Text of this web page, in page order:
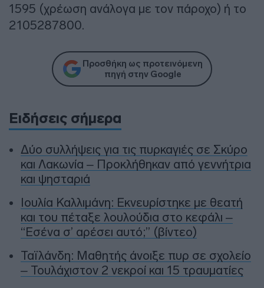
1595 (χρέωση ανάλογα με τον πάροχο) ή το
2105287800.
Προσθήκη ως προτεινόμενη
πηγή στην Google
Ειδήσεις σήμερα
Δύο συλλήψεις για τις πυρκαγιές σε Σκύρο
και Λακωνία – Προκλήθηκαν από γεννήτρια
και ψησταριά
Ιουλία Καλλιμάνη: Εκνευρίστηκε με θεατή
και του πέταξε λουλούδια στο κεφάλι –
“Εσένα σ’ αρέσει αυτό;” (βίντεο)
Ταϊλάνδη: Μαθητής άνοιξε πυρ σε σχολείο
– Τουλάχιστον 2 νεκροί και 15 τραυματίες